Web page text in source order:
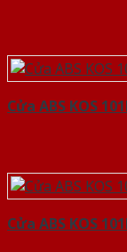
Cửa ABS KOS
Cửa ABS KOS